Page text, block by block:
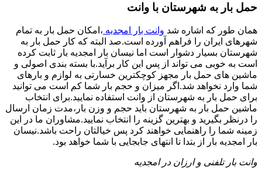
حمل بار به شهرستان با وانت
همان طور که اشاره شد وانت بار امجدیه ،امکان حمل بار به تمام
شهرهای ایران را فراهم آورده است.صد البته که کار حمل بار به
شهرستان بسیار دشوار است اما نیسان بار امجدیه بار ثابت کرده
است به خوبی می تواند از پس این کار برآید.با بسته بندی اصولی و
ماشین های حمل بار مجهز کوچکترین خسارتی به لوازم و بارهای
شما وارد نخواهد شد.اگر میزان و حجم بار شما کم است می توانید
برای حمل بار به شهرستان از وانت استفاده نمایید.برای انتخاب
ماشین حمل بار به شهرستان باید حجم و وزن بار،مدت زمان ارسال
را درنظر بگیرید و بهترین گزینه را انتخاب نمایید.مشاوران ما در این
زمینه شما را راهنمایی خواهند کرد پس خیالتان راحت باشد.نیسان
بار امجدیه بار از بتدا تا انتهای جابجایی با شما خواهد بود.
وانت بار تلفنی و ارزان در امجدیه